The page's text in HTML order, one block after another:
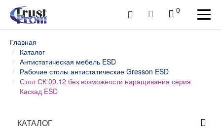
0
Главная
Каталог
Антистатическая мебель ESD
Рабочие столы антистатические Gresson ESD
Стол СК 09.12 без возможности наращивания серия
Каскад ESD
КАТАЛОГ